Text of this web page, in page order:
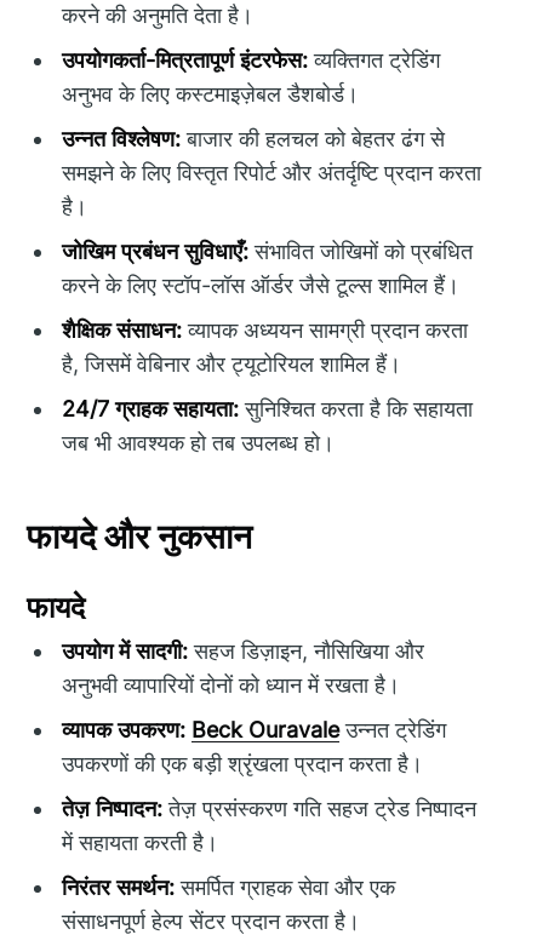
करने की अनुमति देता है।
उपयोगकर्ता-मित्रतापूर्ण इंटरफेस:व्यक्तिगत ट्रेडिंग
अनुभव के लिए कस्टमाइज़ेबल डैशबोर्ड।
उन्नत विश्लेषण:बाजार की हलचल को बेहतर ढंग से
समझने के लिए विस्तृत रिपोर्ट और अंतर्दृष्टि प्रदान करता
है।
जोखिम प्रबंधन सुविधाएँ:संभावित जोखिमों को प्रबंधित
करने के लिए स्टॉप-लॉस ऑर्डर जैसे टूल्स शामिल हैं।
शैक्षिक संसाधन:व्यापक अध्ययन सामग्री प्रदान करता
है, जिसमें वेबिनार और ट्यूटोरियल शामिल हैं।
24/7 ग्राहक सहायता:सुनिश्चित करता है कि सहायता
जब भी आवश्यक हो तब उपलब्ध हो।
फायदे और नुकसान
फायदे
उपयोग में सादगी:सहज डिज़ाइन, नौसिखिया और
अनुभवी व्यापारियों दोनों को ध्यान में रखता है।
व्यापक उपकरण: Beck Ouravaleउन्नत ट्रेडिंग
उपकरणों की एक बड़ी श्रृंखला प्रदान करता है।
तेज़ निष्पादन:तेज़ प्रसंस्करण गति सहज ट्रेड निष्पादन
में सहायता करती है।
निरंतर समर्थन:समर्पित ग्राहक सेवा और एक
संसाधनपूर्ण हेल्प सेंटर प्रदान करता है।